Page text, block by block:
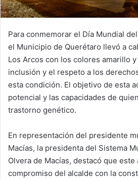
Para conmemorar el Día Mundial
el Municipio de Querétaro llevó a
Los Arcos con los colores amarillo
inclusión y el respeto a los
esta condición. El objetivo de esta
potencial y las capacidades de
trastorno genético.
En representación del presidente
Macías, la presidenta del Sistema
Olvera de Macías, destacó que
compromiso del alcalde con la